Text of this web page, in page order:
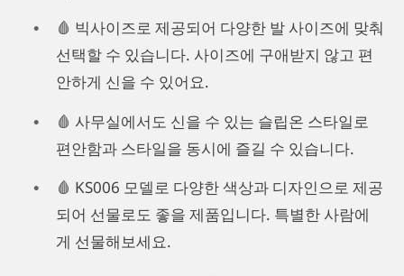
🩸 빅사이즈로 제공되어 다양한 발 사이즈에 맞춰
선택할 수 있습니다. 사이즈에 구애받지 않고 편
안하게 신을 수 있어요.
🩸 사무실에서도 신을 수 있는 슬립온 스타일로
편안함과 스타일을 동시에 즐길 수 있습니다.
🩸 KS006 모델로 다양한 색상과 디자인으로 제공
되어 선물로도 좋을 제품입니다. 특별한 사람에
게 선물해보세요.